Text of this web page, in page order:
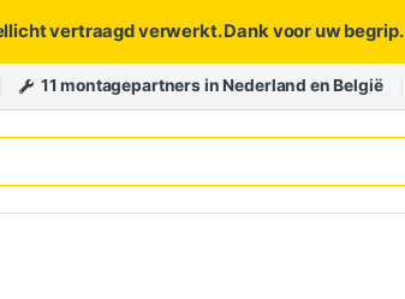
vertraagd verwerkt. Dank voor uw begrip.
11 montagepartners in Nederland en België